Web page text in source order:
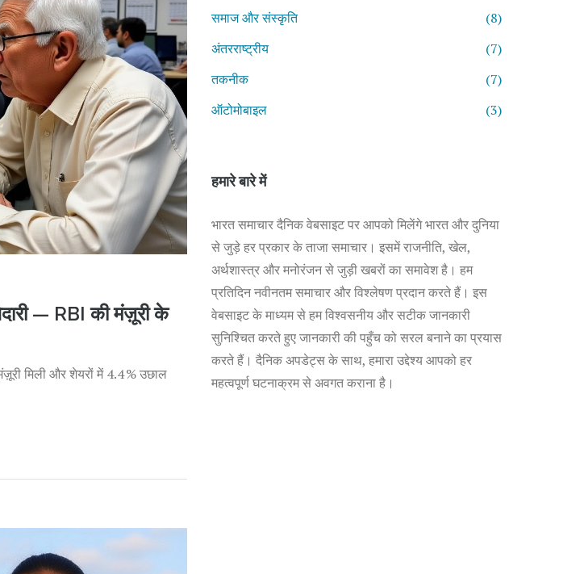
— RBI की मंज़ूरी के
मिली और शेयरों में 4.4 % उछाल
समाज और संस्कृति
(8)
अंतरराष्ट्रीय
(7)
तकनीक
(7)
ऑटोमोबाइल
(3)
हमारे बारे में
भारत समाचार दैनिक वेबसाइट पर आपको मिलेंगे भारत और दुनिया
से जुड़े हर प्रकार के ताजा समाचार। इसमें राजनीति, खेल,
अर्थशास्त्र और मनोरंजन से जुड़ी खबरों का समावेश है। हम
प्रतिदिन नवीनतम समाचार और विश्लेषण प्रदान करते हैं। इस
वेबसाइट के माध्यम से हम विश्वसनीय और सटीक जानकारी
सुनिश्चित करते हुए जानकारी की पहुँच को सरल बनाने का प्रयास
करते हैं। दैनिक अपडेट्स के साथ, हमारा उद्देश्य आपको हर
महत्वपूर्ण घटनाक्रम से अवगत कराना है।